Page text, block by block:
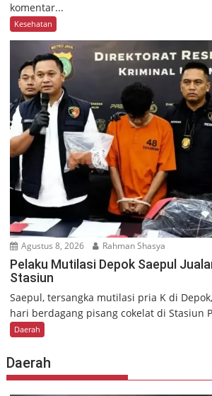
komentar...
Kesehatan
Agustus 8, 2026 Rahman Shasya
Pelaku Mutilasi Depok Saepul
Stasiun
Saepul, tersangka mutilasi pria K di
hari berdagang pisang cokelat di Stasiun
Daerah
Daerah